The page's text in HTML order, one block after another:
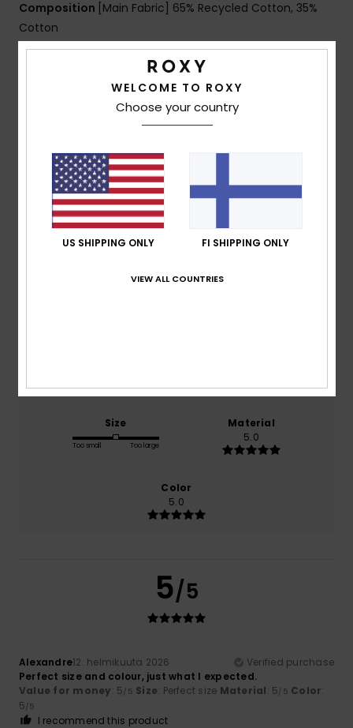
Composition [Main Fabric] 65% Recycled Cotton, 35%
Cotton
Shipping & Returns
Customer Reviews
Average Score
5.0
Size
Too small Too large
Material
5.0
Color
5.0
5/5
Alexandre12. helmikuuta 2026
Verified purchase
Perfect size and colour, just what I expected.
Value for money: 5/5 Size: Perfect size Material: 5/5 Color:
5/5
I recommend this product
WELCOME TO ROXY
Choose your country
US SHIPPING ONLY FI SHIPPING ONLY
VIEW ALL COUNTRIES